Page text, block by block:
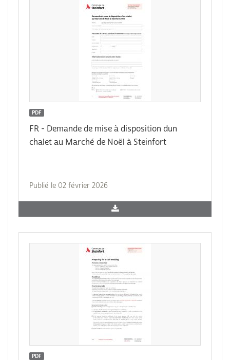
PDF
FR - Demande de mise à disposition dun
chalet au Marché de Noël à Steinfort
Publié le 02 février 2026
PDF